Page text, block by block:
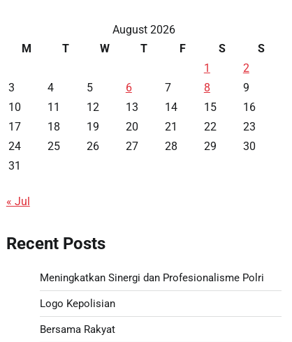
August 2026
M
T W T F S
S
1
2
3
4 5 6 7 8
9
10
11 12 13 14 15
16
17
18 19 20 21 22
23
24
25 26 27 28 29
30
31
« Jul
Recent Posts
Meningkatkan Sinergi dan Profesionalisme Polri
Logo Kepolisian
Bersama Rakyat